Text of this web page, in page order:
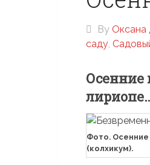
By
саду,
Осенние
Фото.
(колхикум).